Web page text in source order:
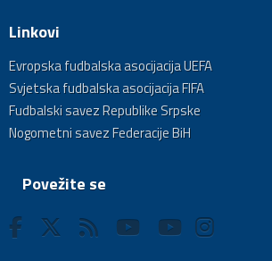
Linkovi
Evropska fudbalska asocijacija UEFA
Svjetska fudbalska asocijacija FIFA
Fudbalski savez Republike Srpske
Nogometni savez Federacije BiH
Povežite se